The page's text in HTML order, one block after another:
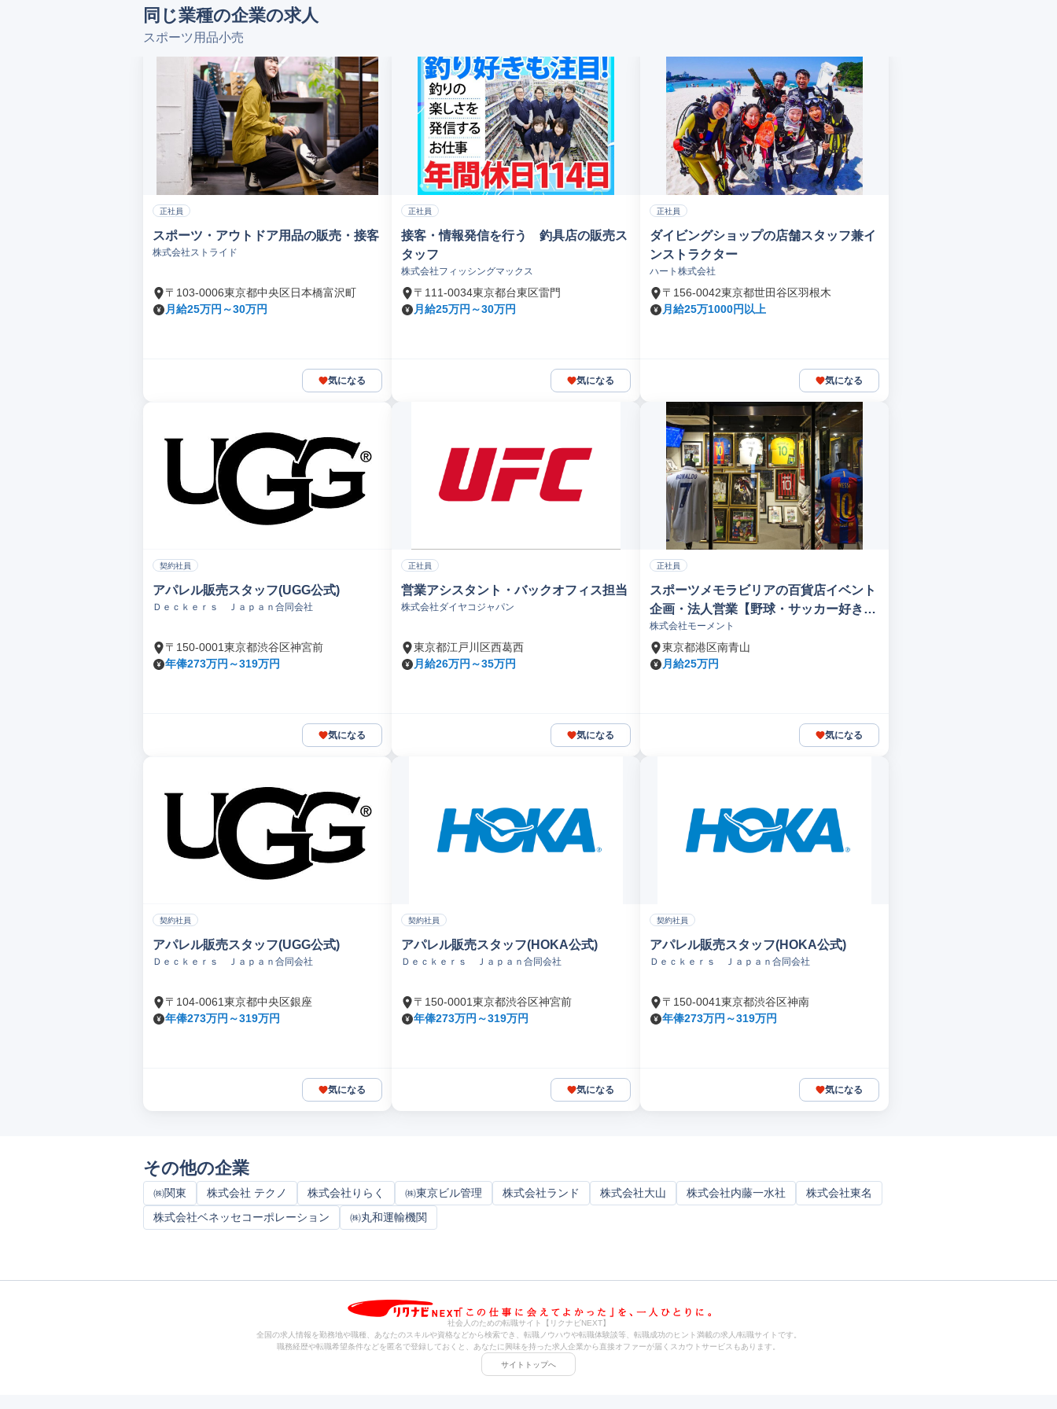
同じ業種の企業の求人
スポーツ用品小売
正社員
スポーツ・アウトドア用品の販売・接客
株式会社ストライド
〒103-0006東京都中央区日本橋富沢町
月給25万円～30万円
気になる
正社員
接客・情報発信を行う 釣具店の販売ス
タッフ
株式会社フィッシングマックス
〒111-0034東京都台東区雷門
月給25万円～30万円
気になる
正社員
ダイビングショップの店舗スタッフ兼イ
ンストラクター
ハート株式会社
〒156-0042東京都世田谷区羽根木
月給25万1000円以上
気になる
契約社員
アパレル販売スタッフ(UGG公式)
Ｄｅｃｋｅｒｓ Ｊａｐａｎ合同会社
〒150-0001東京都渋谷区神宮前
年俸273万円～319万円
気になる
正社員
営業アシスタント・バックオフィス担当
株式会社ダイヤコジャパン
東京都江戸川区西葛西
月給26万円～35万円
気になる
正社員
スポーツメモラビリアの百貨店イベント
企画・法人営業【野球・サッカー好き歓
迎】
株式会社モーメント
東京都港区南青山
月給25万円
気になる
契約社員
アパレル販売スタッフ(UGG公式)
Ｄｅｃｋｅｒｓ Ｊａｐａｎ合同会社
〒104-0061東京都中央区銀座
年俸273万円～319万円
気になる
契約社員
アパレル販売スタッフ(HOKA公式)
Ｄｅｃｋｅｒｓ Ｊａｐａｎ合同会社
〒150-0001東京都渋谷区神宮前
年俸273万円～319万円
気になる
契約社員
アパレル販売スタッフ(HOKA公式)
Ｄｅｃｋｅｒｓ Ｊａｐａｎ合同会社
〒150-0041東京都渋谷区神南
年俸273万円～319万円
気になる
その他の企業
㈱関東 株式会社 テクノ 株式会社りらく ㈱東京ビル管理 株式会社ランド 株式会社大山 株式会社内藤一水社
株式会社東名
株式会社ベネッセコーポレーション
㈱丸和運輸機関
社会人のための転職サイト【リクナビNEXT】
全国の求人情報を勤務地や職種、あなたのスキルや資格などから検索でき、転職ノウハウや転職体験談等、転職成功のヒント満載の求人/転職サイトです。
職務経歴や転職希望条件などを匿名で登録しておくと、あなたに興味を持った求人企業から直接オファーが届くスカウトサービスもあります。
サイトトップへ